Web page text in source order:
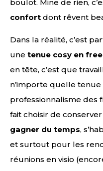
boulot. Mine de rien,
confort dont rêvent
Dans la réalité, c’est
une tenue cosy en
en tête, c’est que
n’importe quelle tenue
professionnalisme des
fait choisir de
gagner du temps,
et surtout pour les
réunions en visio